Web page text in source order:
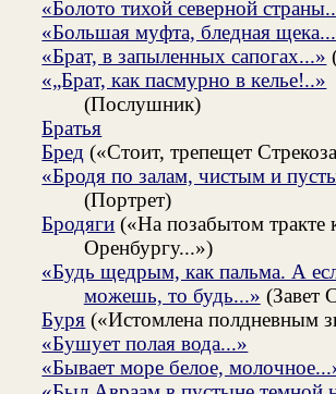
«Болото тихой северной
«Большая муфта, бледная
«Брат, в запыленных сапогах...»
«„Брат, как пасмурно в келье!..»
(Послушник)
Братья
Бред («Стоит, трепещет
«Бродя по залам, чистым и
(Портрет)
Бродяги («На позабытом тракте
Оренбургу...»)
«Будь щедрым, как пальма. А
можешь, то будь...» (Завет
Буря («Истомлена полдневным
«Бушует полая вода...»
«Бывает море белое,